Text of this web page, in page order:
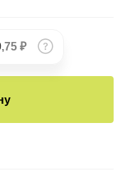
,75 ₽